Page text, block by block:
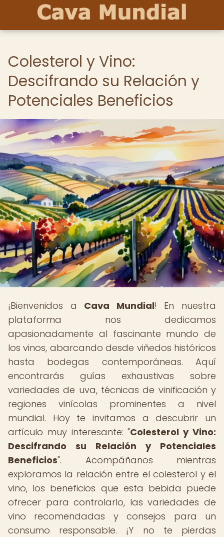
Colesterol y Vino:
Descifrando su Relación y
Potenciales Beneficios
¡Bienvenidos a Cava Mundial! En nuestra
plataforma nos dedicamos
apasionadamente al fascinante mundo de
los vinos, abarcando desde viñedos históricos
hasta bodegas contemporáneas. Aquí
encontrarás guías exhaustivas sobre
variedades de uva, técnicas de vinificación y
regiones vinícolas prominentes a nivel
mundial. Hoy te invitamos a descubrir un
artículo muy interesante: "Colesterol y Vino:
Descifrando su Relación y Potenciales
Beneficios". Acompáñanos mientras
exploramos la relación entre el colesterol y el
vino, los beneficios que esta bebida puede
ofrecer para controlarlo, las variedades de
vino recomendadas y consejos para un
consumo responsable. ¡Y no te pierdas